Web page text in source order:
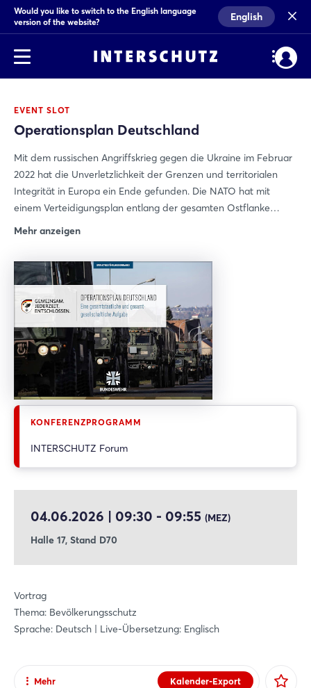
Would you like to switch to the English language
version of the website?
English
EVENT SLOT
Operationsplan Deutschland
Mit dem russischen Angriffskrieg gegen die Ukraine im Februar
2022 hat die Unverletzlichkeit der Grenzen und territorialen
Integrität in Europa ein Ende gefunden. Die NATO hat mit
einem Verteidigungsplan entlang der gesamten Ostflanke
reagiert, bei Alliierten und auch Deutschland Kräfte vor allem
Unterstützung sicherstellen. Dabei werden erhebliche hybride
Bedrohungen gegen die Verlegung, gegen den Staat, die
Wirtschaft und Zivilgesellschaft zu erwarten sein - die bereits
heute wirken und erheblichen Einfluss haben. Wir müssen uns
im Rahmen der Gesamtverteidigung sowohl militärisch als auch
zivil auf diese Lage vorbereiten. Voraussetzung hierfür ist die
Resilienz von Staat, Wirtschaft und Gesellschaft -
Gesamtverteidigung ist eine gesamtstaatliche und
gesamtgesellschaftliche Aufgabe.
Mehr anzeigen
KONFERENZPROGRAMM
INTERSCHUTZ Forum
04.06.2026 | 09:30 - 09:55 (MEZ)
Halle 17, Stand D70
Vortrag
Thema: Bevölkerungsschutz
Sprache: Deutsch | Live-Übersetzung: Englisch
Kalender-Export
Mehr